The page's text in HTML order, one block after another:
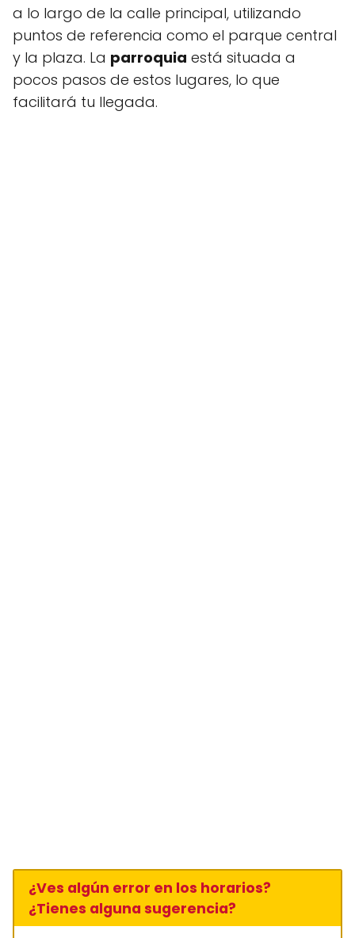
a lo largo de la calle principal, utilizando
puntos de referencia como el parque central
y la plaza. La parroquia está situada a
pocos pasos de estos lugares, lo que
facilitará tu llegada.
¿Ves algún error en los horarios?
¿Tienes alguna sugerencia?